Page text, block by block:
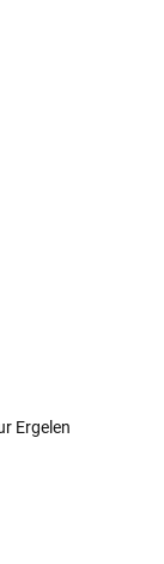
Ergelen